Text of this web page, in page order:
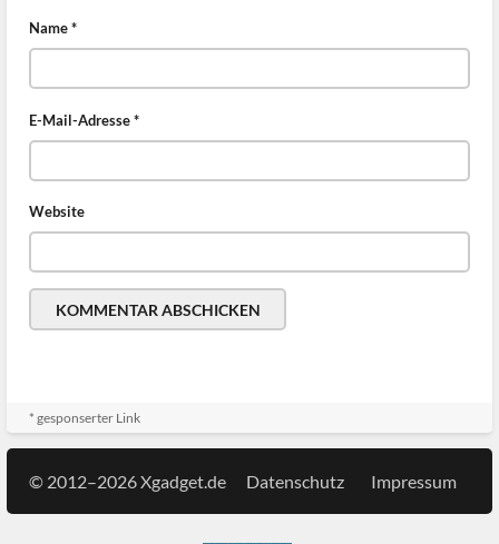
Name*
E-Mail-Adresse*
Website
* gesponserter Link
© 2012–2026 Xgadget.de Datenschutz Impressum